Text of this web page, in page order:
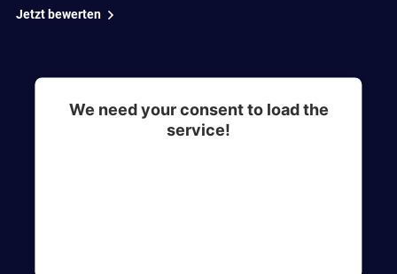
Jetzt bewerten
We need your consent to load the
service!